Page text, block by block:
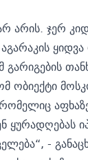
არის. ჯერ
ყიდვა
ობიექტი
რომელიც
ყურადღებას
-